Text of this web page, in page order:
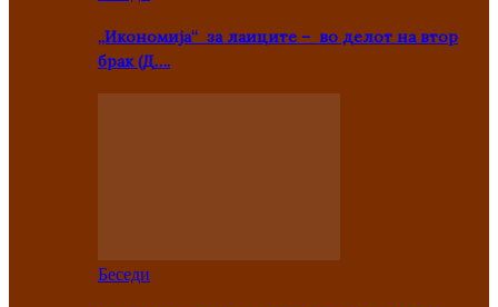
„Икономија“ за лаиците – во делот на втор
брак (Д….
Беседи